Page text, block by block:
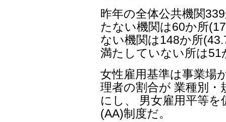
昨年の全体公共機関
たない機関は60か所
ない機関は148か所
満たしていない所は51
女性雇用基準は事業場
理者の割合が 業種別
にし、 男女雇用平等
(AA)制度だ。